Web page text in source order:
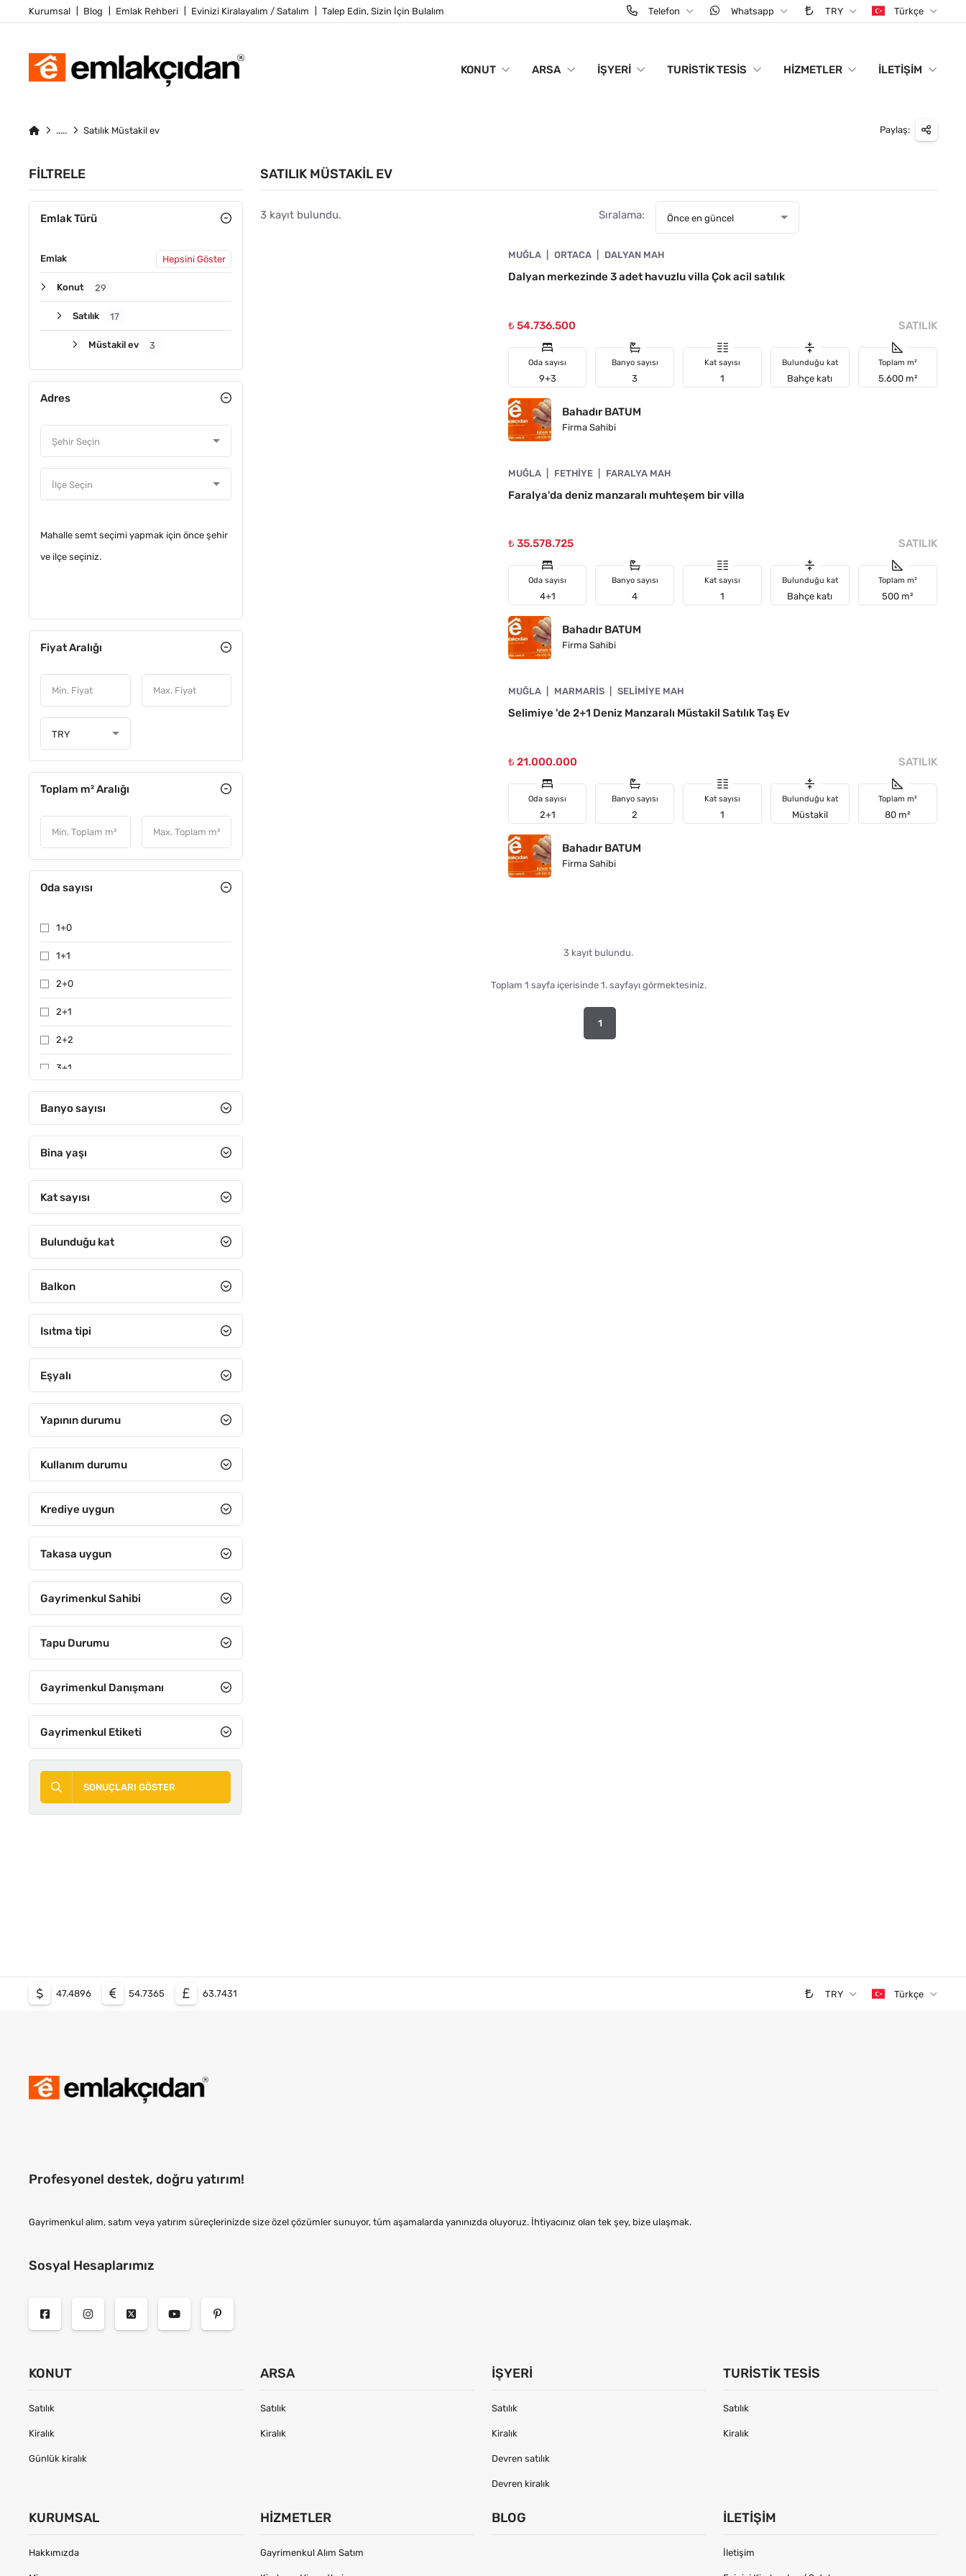
Kurumsal Blog Emlak Rehberi Evinizi Kiralayalım / Satalım Talep Edin, Sizin İçin Bulalım Telefon Whatsapp TRY Türkçe
KONUT ARSA İŞYERI TURISTIK TESIS HIZMETLER İLETIŞIM
Satılık Müstakil ev Paylaş:
FILTRELE
Emlak Türü
Emlak Hepsini Göster
Konut 29
Satılık 17
Müstakil ev 3
Adres
Mahalle semt seçimi yapmak için önce şehir
ve ilçe seçiniz.
Fiyat Aralığı
TRY
Toplam m² Aralığı
Oda sayısı
1+0
1+1
2+0
2+1
2+2
3+1
4+1
4+2
4+3
5+3
6+1
6+2
6+3
7+1
7+3
8+1
8+2
8+3
8+4
9+1
9+2
9+3
9+4
Banyo sayısı
Bina yaşı
Kat sayısı
Bulunduğu kat
Balkon
Isıtma tipi
Eşyalı
Yapının durumu
Kullanım durumu
Krediye uygun
Takasa uygun
Gayrimenkul Sahibi
Tapu Durumu
Gayrimenkul Danışmanı
Gayrimenkul Etiketi
SONUÇLARI GÖSTER
SATILIK MÜSTAKIL EV
3 kayıt bulundu. Sıralama: Önce en güncel
MUĞLA ORTACA DALYAN MAH
Dalyan merkezinde 3 adet havuzlu villa Çok acil satılık
₺ 54.736.500 SATILIK
Oda sayısı
9+3
Banyo sayısı
3
Kat sayısı
1
Bulunduğu kat
Bahçe katı
Toplam m²
5.600 m²
Bahadır BATUM
Firma Sahibi
MUĞLA FETHIYE FARALYA MAH
Faralya'da deniz manzaralı muhteşem bir villa
₺ 35.578.725 SATILIK
Oda sayısı
4+1
Banyo sayısı
4
Kat sayısı
1
Bulunduğu kat
Bahçe katı
Toplam m²
500 m²
Bahadır BATUM
Firma Sahibi
MUĞLA MARMARIS SELIMIYE MAH
Selimiye 'de 2+1 Deniz Manzaralı Müstakil Satılık Taş Ev
₺ 21.000.000 SATILIK
Oda sayısı
2+1
Banyo sayısı
2
Kat sayısı
1
Bulunduğu kat
Müstakil
Toplam m²
80 m²
Bahadır BATUM
Firma Sahibi
3 kayıt bulundu.
Toplam 1 sayfa içerisinde 1. sayfayı görmektesiniz.
1
47.4896 54.7365 63.7431 TRY Türkçe
Profesyonel destek, doğru yatırım!
Gayrimenkul alım, satım veya yatırım süreçlerinizde size özel çözümler sunuyor, tüm aşamalarda yanınızda oluyoruz. İhtiyacınız olan tek şey, bize ulaşmak.
Sosyal Hesaplarımız
KONUT
Satılık
Kiralık
Günlük kiralık
ARSA
Satılık
Kiralık
İŞYERI
Satılık
Kiralık
Devren satılık
Devren kiralık
TURISTIK TESIS
Satılık
Kiralık
KURUMSAL
Hakkımızda
HIZMETLER
Gayrimenkul Alım Satım
BLOG İLETIŞIM
İletişim